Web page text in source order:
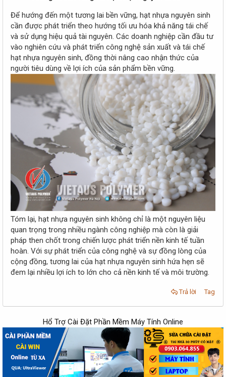
Để hướng đến một tương lai bền vững, hạt nhựa nguyên sinh
cần được phát triển theo hướng tối ưu hóa khả năng tái chế
và sử dụng hiệu quả tài nguyên. Các doanh nghiệp cần đầu tư
vào nghiên cứu và phát triển công nghệ sản xuất và tái chế
hạt nhựa nguyên sinh, đồng thời nâng cao nhận thức của
người tiêu dùng về lợi ích của sản phẩm bền vững.
Tóm lại, hạt nhựa nguyên sinh không chỉ là một nguyên liệu
quan trọng trong nhiều ngành công nghiệp mà còn là giải
pháp then chốt trong chiến lược phát triển nền kinh tế tuần
hoàn. Với sự phát triển của công nghệ và sự đồng lòng của
cộng đồng, tương lai của hạt nhựa nguyên sinh hứa hẹn sẽ
đem lại nhiều lợi ích to lớn cho cả nền kinh tế và môi trường.
Trả lời Tag
Hổ Trợ Cài Đặt Phần Mềm Máy Tính Online